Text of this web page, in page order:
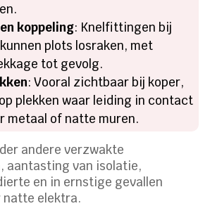
koppeling: Knelfittingen bij
plots losraken, met
tot gevolg.
: Vooral zichtbaar bij koper,
plekken waar leiding in contact
metaal of natte muren.
andere verzwakte
aantasting van isolatie,
en in ernstige gevallen
elektra.